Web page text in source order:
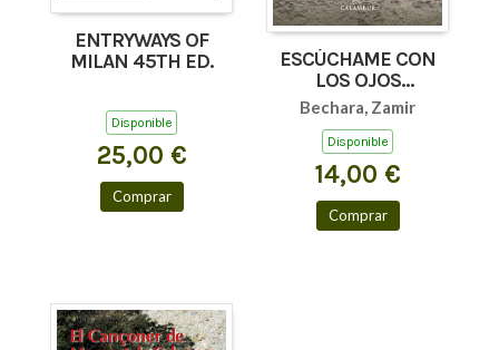
ENTRYWAYS OF
MILAN 45TH ED.
Disponible
25,00 €
Comprar
ESCÚCHAME CON
LOS OJOS
(AFORISMOS Y
TEXTOS BREVES)
Bechara, Zamir
Disponible
14,00 €
Comprar